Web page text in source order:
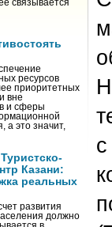
связывается
ресурсов
приоритетных
вне
и сферы
а это значит,
Казани:
реальных
развития
должно